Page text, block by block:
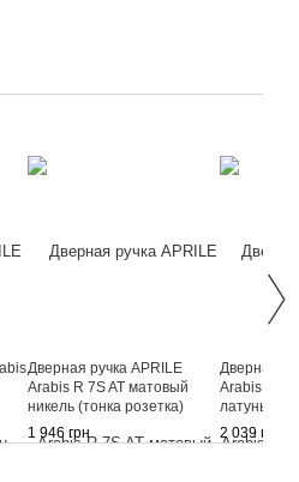
Дверная ручка APRILE
Arabis R 7S AT матовый
никель (тонка розетка)
1 946 грн
Дверная
Arabis R 7S
латунь PVD
розетка)
2 039 грн